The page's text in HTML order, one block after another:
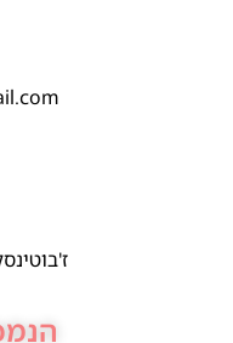
ז'בוטינסקי 1, ר"ג